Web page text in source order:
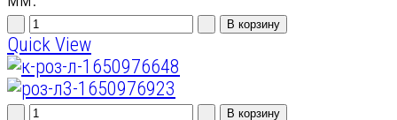
Quick View